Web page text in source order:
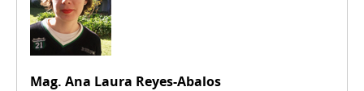
Mag. Ana Laura Reyes-Abalos